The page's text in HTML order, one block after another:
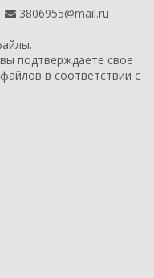
3806955@mail.ru
подтверждаете свое
в соответствии с